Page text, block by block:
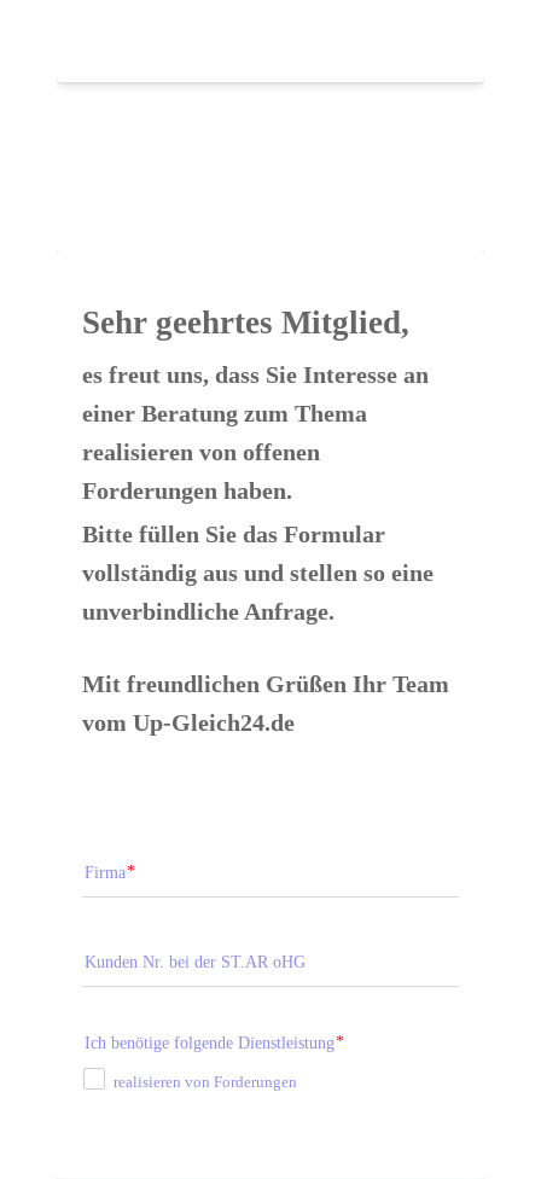
Sehr geehrtes Mitglied,
es freut uns, dass Sie Interesse an
einer ​Beratung zum Thema
realisieren von offenen
Forderungen haben.
Bitte füllen Sie das Formular
vollständig aus und stellen so eine
unverbindliche Anfrage.
Mit freundlichen Grüßen Ihr Team
vom Up-Gleich24.de
Firma
Kunden Nr. bei der ST.AR oHG
Ich benötige folgende Dienstleistung
realisieren von Forderungen